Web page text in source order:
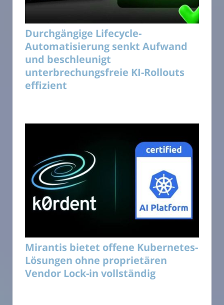
Durchgängige Lifecycle-
Automatisierung senkt Aufwand
und beschleunigt
unterbrechungsfreie KI-Rollouts
effizient
Mirantis bietet offene Kubernetes-
Lösungen ohne proprietären
Vendor Lock-in vollständig